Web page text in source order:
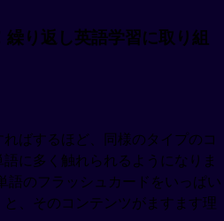
繰り返し英語学習に取り組
ばするほど、同様のタイプのコ
に多く触れられるようになりま
語のフラッシュカードをいっぱい
、そのコンテンツがますます理